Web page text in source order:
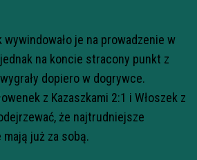
je na prowadzenie w
na koncie stracony punkt z
dopiero w dogrywce.
z Kazaszkami 2:1 i Włoszek z
że najtrudniejsze
już za sobą.